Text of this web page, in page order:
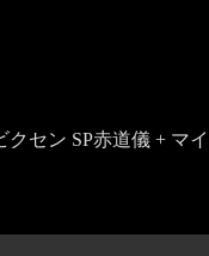
クセン SP赤道儀 + マ